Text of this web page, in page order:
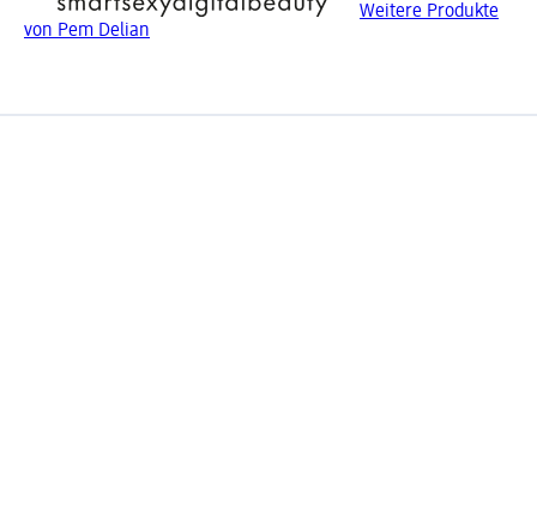
Weitere Produkte
von Pem Delian